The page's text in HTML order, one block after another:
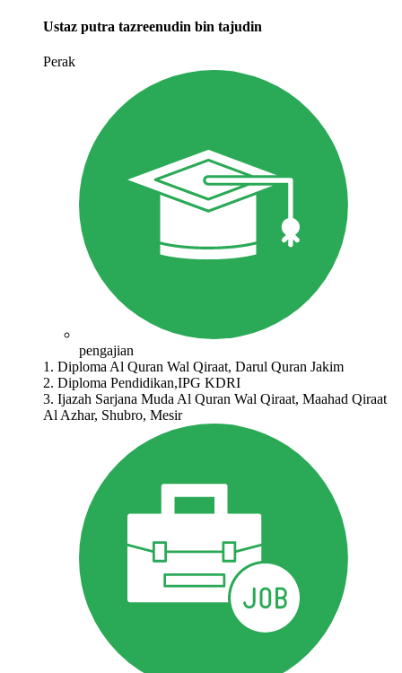
Ustaz putra tazreenudin bin tajudin
Perak
pengajian
1. Diploma Al Quran Wal Qiraat, Darul Quran Jakim
2. Diploma Pendidikan,IPG KDRI
3. Ijazah Sarjana Muda Al Quran Wal Qiraat, Maahad Qiraat
Al Azhar, Shubro, Mesir